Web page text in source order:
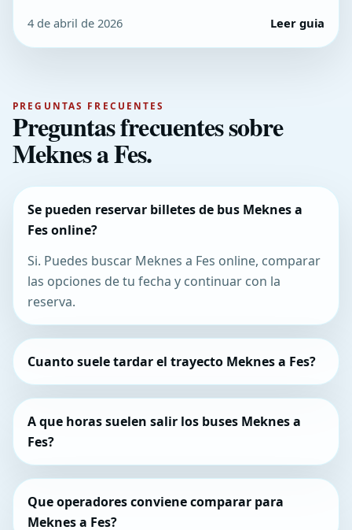
4 de abril de 2026 Leer guia
PREGUNTAS FRECUENTES
Preguntas frecuentes sobre
Meknes a Fes.
Se pueden reservar billetes de bus Meknes a
Fes online?
Si. Puedes buscar Meknes a Fes online, comparar
las opciones de tu fecha y continuar con la
reserva.
Cuanto suele tardar el trayecto Meknes a Fes?
A que horas suelen salir los buses Meknes a
Fes?
Que operadores conviene comparar para
Meknes a Fes?